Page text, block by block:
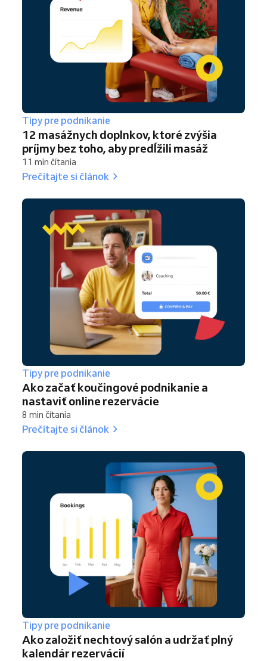
Tipy pre podnikanie
12 masážnych doplnkov, ktoré zvýšia
príjmy bez toho, aby predĺžili masáž
11 min čítania
Prečítajte si článok
Tipy pre podnikanie
Ako začať koučingové podnikanie a
nastaviť online rezervácie
8 min čítania
Prečítajte si článok
Tipy pre podnikanie
Ako založiť nechtový salón a udržať plný
kalendár rezervácií